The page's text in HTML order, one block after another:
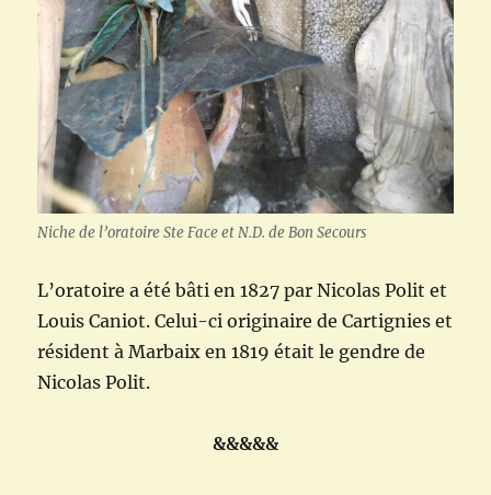
Niche de l’oratoire Ste Face et N.D. de Bon Secours
L’oratoire a été bâti en 1827 par Nicolas Polit et
Louis Caniot. Celui-ci originaire de Cartignies et
résident à Marbaix en 1819 était le gendre de
Nicolas Polit.
&&&&&